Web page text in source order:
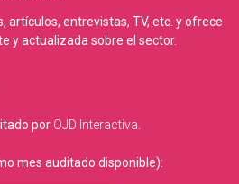
artículos, entrevistas, TV, etc. y ofrece
y actualizada sobre el sector.
por OJD Interactiva
mes auditado disponible):